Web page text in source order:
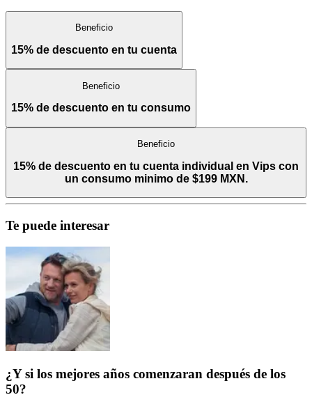
Beneficio
15% de descuento en tu cuenta
Beneficio
15% de descuento en tu consumo
Beneficio
15% de descuento en tu cuenta individual en Vips con
un consumo minimo de $199 MXN.
Te puede interesar
¿Y si los mejores años comenzaran después de los
50?